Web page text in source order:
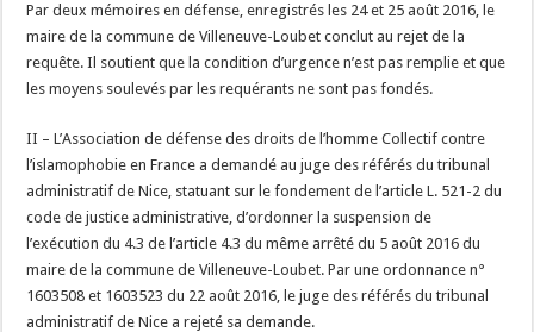
Par deux mémoires en défense, enregistrés les 24 et 25 août 2016, le
maire de la commune de Villeneuve-Loubet conclut au rejet de la
requête. Il soutient que la condition d’urgence n’est pas remplie et que
les moyens soulevés par les requérants ne sont pas fondés.
II – L’Association de défense des droits de l’homme Collectif contre
l’islamophobie en France a demandé au juge des référés du tribunal
administratif de Nice, statuant sur le fondement de l’article L. 521-2 du
code de justice administrative, d’ordonner la suspension de
l’exécution du 4.3 de l’article 4.3 du même arrêté du 5 août 2016 du
maire de la commune de Villeneuve-Loubet. Par une ordonnance n°
1603508 et 1603523 du 22 août 2016, le juge des référés du tribunal
administratif de Nice a rejeté sa demande.